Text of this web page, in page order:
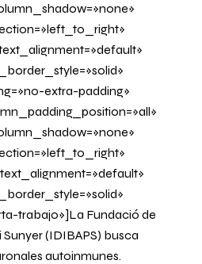
extra-padding»
trabajo»]La Fundació de
(IDIBAPS) busca
autoinmunes.